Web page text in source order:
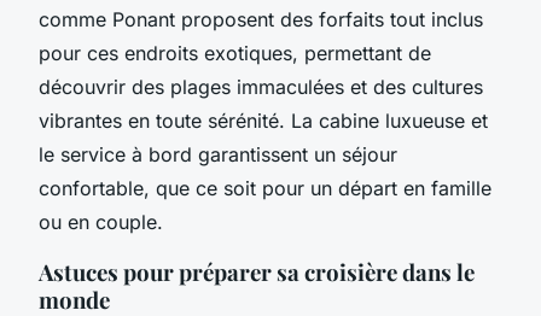
comme Ponant proposent des forfaits tout inclus
pour ces endroits exotiques, permettant de
découvrir des plages immaculées et des cultures
vibrantes en toute sérénité. La cabine luxueuse et
le service à bord garantissent un séjour
confortable, que ce soit pour un départ en famille
ou en couple.
Astuces pour préparer sa croisière dans le
monde